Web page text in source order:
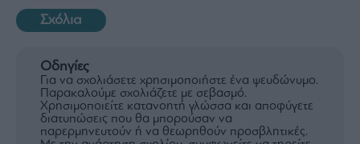
Σχόλια
Οδηγίες
Για να σχολιάσετε χρησιμοποιήστε ένα ψευδώνυμο.
Παρακαλούμε σχολιάζετε με σεβασμό.
Χρησιμοποιείτε κατανοητή γλώσσα και αποφύγετε
διατυπώσεις που θα μπορούσαν να
παρερμηνευτούν ή να θεωρηθούν προσβλητικές.